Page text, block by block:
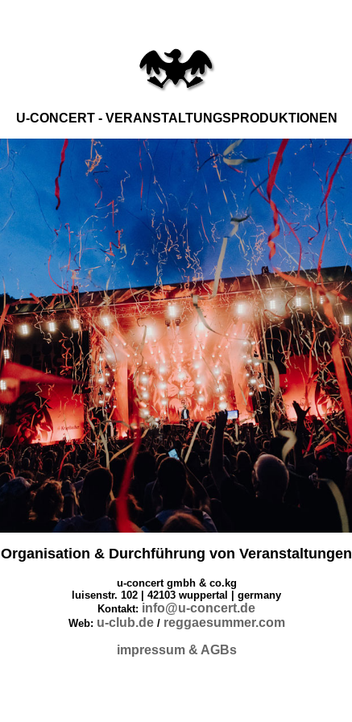
U-CONCERT - VERANSTALTUNGSPRODUKTIONEN
Organisation & Durchführung von Veranstaltungen
u-concert gmbh & co.kg
luisenstr. 102 | 42103 wuppertal | germany
Kontakt: info@u-concert.de
Web: u-club.de/ reggaesummer.com
impressum & AGBs